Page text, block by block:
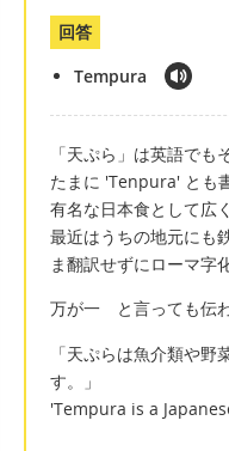
回答
Tempura
「天ぷら」は英語で
たまに 'Tenpura' とも
有名な日本食として広
最近はうちの地元にも
ま翻訳せずにローマ字
万が一 と言っても伝
「天ぷらは魚介類や
す。」
'Tempura is a